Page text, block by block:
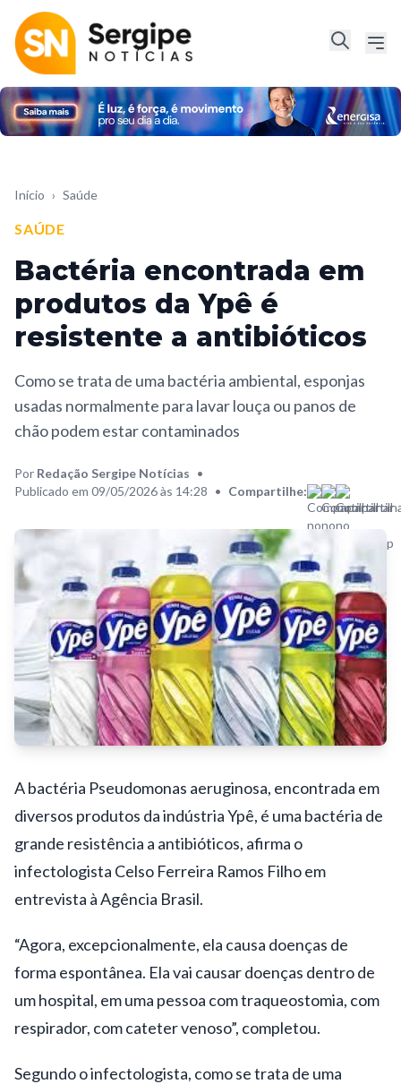
Início › Saúde
SAÚDE
Bactéria encontrada em
produtos da Ypê é
resistente a antibióticos
Como se trata de uma bactéria ambiental, esponjas
usadas normalmente para lavar louça ou panos de
chão podem estar contaminados
Por Redação Sergipe Notícias •
Publicado em 09/05/2026 às 14:28 • Compartilhe:
A bactéria Pseudomonas aeruginosa, encontrada em
diversos produtos da indústria Ypê, é uma bactéria de
grande resistência a antibióticos, afirma o
infectologista Celso Ferreira Ramos Filho em
entrevista à Agência Brasil.
“Agora, excepcionalmente, ela causa doenças de
forma espontânea. Ela vai causar doenças dentro de
um hospital, em uma pessoa com traqueostomia, com
respirador, com cateter venoso”, completou.
Segundo o infectologista, como se trata de uma